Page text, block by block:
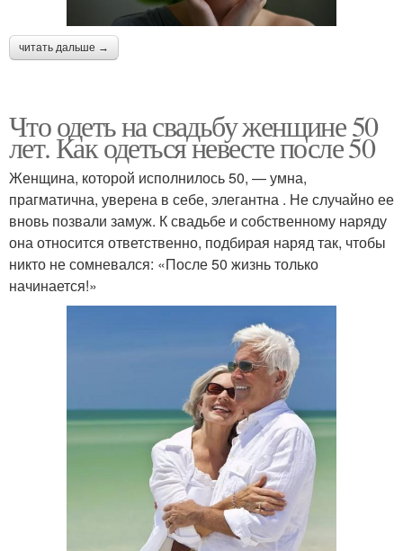
читать дальше →
Что одеть на свадьбу женщине 50
лет. Как одеться невесте после 50
Женщина, которой исполнилось 50, — умна,
прагматична, уверена в себе, элегантна . Не случайно ее
вновь позвали замуж. К свадьбе и собственному наряду
она относится ответственно, подбирая наряд так, чтобы
никто не сомневался: «После 50 жизнь только
начинается!»